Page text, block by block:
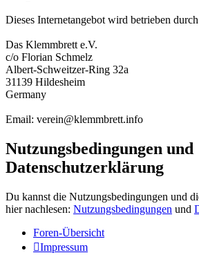
Dieses Internetangebot wird betrieben
Das Klemmbrett e.V.
c/o Florian Schmelz
Albert-Schweitzer-Ring 32a
31139 Hildesheim
Germany
Email: verein@klemmbrett.info
Nutzungsbedingungen und
Datenschutzerklärung
Du kannst die Nutzungsbedingungen und
hier nachlesen: Nutzungsbedingungen und
Foren-Übersicht
Impressum